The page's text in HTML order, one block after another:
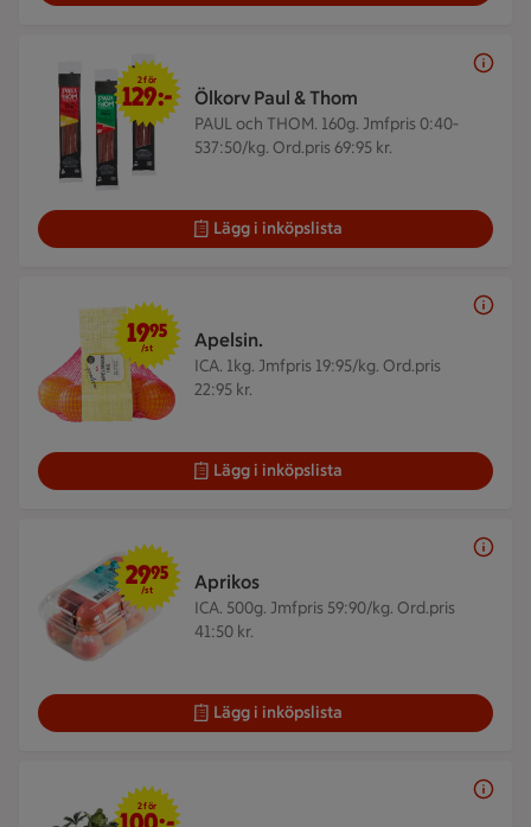
Ölkorv Paul & Thom
PAUL och THOM. 160g. Jmfpris 0:40-
537:50/kg. Ord.pris 69:95 kr.
2 för 129 kr
2 för
129:-
Lägg i inköpslista
Apelsin.
ICA. 1kg. Jmfpris 19:95/kg. Ord.pris
22:95 kr.
19,95 kr/st
1995
/st
Lägg i inköpslista
Aprikos
ICA. 500g. Jmfpris 59:90/kg. Ord.pris
41:50 kr.
29,95 kr/st
2995
/st
Lägg i inköpslista
2 för 100 kr
2 för